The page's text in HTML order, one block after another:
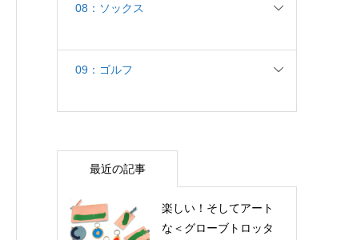
08：ソックス
09：ゴルフ
最近の記事
楽しい！そしてアート
な＜グローブトロッタ